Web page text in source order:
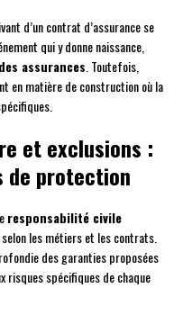
d’un contrat d’assurance se
qui y donne naissance,
assurances. Toutefois,
en matière de construction où la
et exclusions :
de protection
responsabilité civile
les métiers et les contrats.
des garanties proposées
risques spécifiques de chaque